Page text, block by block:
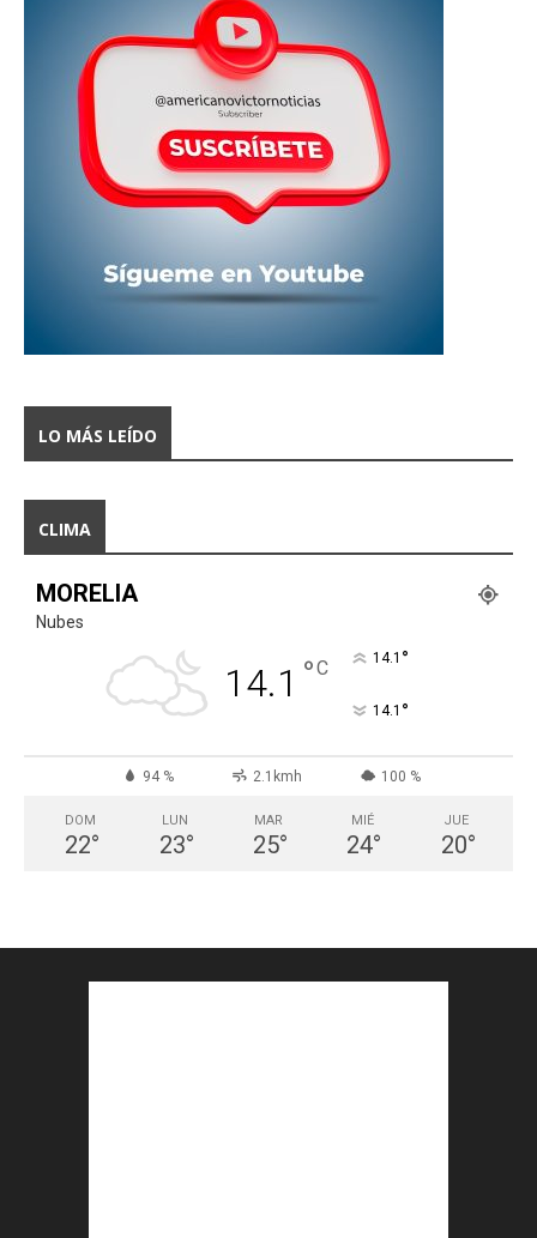
LO MÁS LEÍDO
CLIMA
MORELIA
Nubes
14.1 °C 14.1 °
14.1 °
94 % 2.1kmh 100 %
DOM
22°
LUN
23°
MAR
25°
MIÉ
24°
JUE
20°